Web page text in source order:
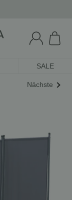
SALE
Nächste